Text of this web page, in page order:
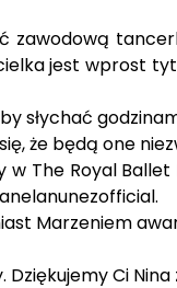
zawodową
jest wprost
że będą one
w The Royal
Marzeniem
Ci Nina